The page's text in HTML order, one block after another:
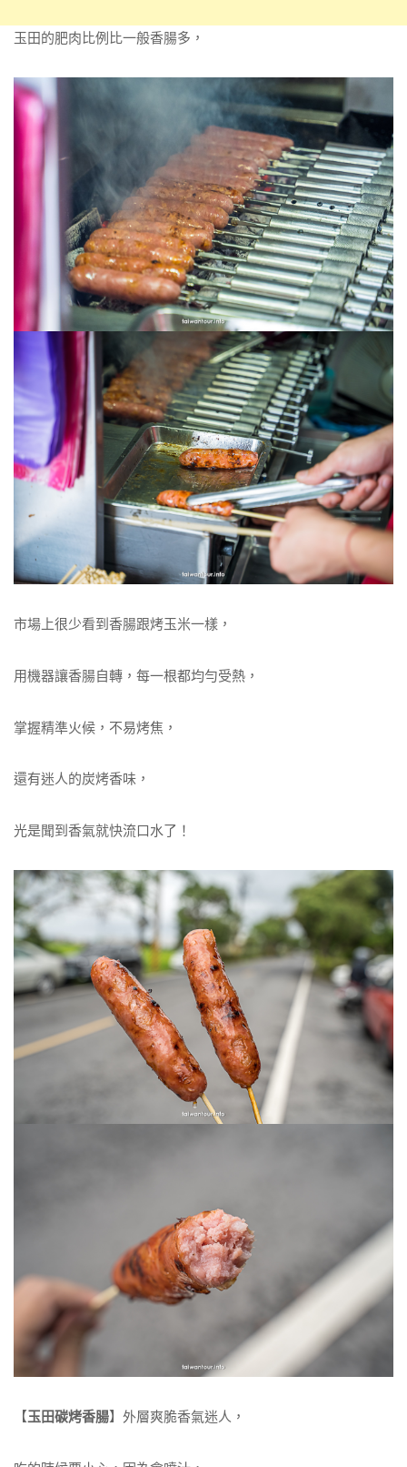
玉田的肥肉比例比一般香腸多，
市場上很少看到香腸跟烤玉米一樣，
用機器讓香腸自轉，每一根都均勻受熱，
掌握精準火候，不易烤焦，
還有迷人的炭烤香味，
光是聞到香氣就快流口水了！
【玉田碳烤香腸】外層爽脆香氣迷人，